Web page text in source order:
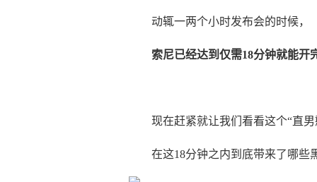
动辄一两个小时发布会的时候，
索尼已经达到仅需18分钟就能开
现在赶紧就让我们看看这个“直男
在这18分钟之内到底带来了哪些